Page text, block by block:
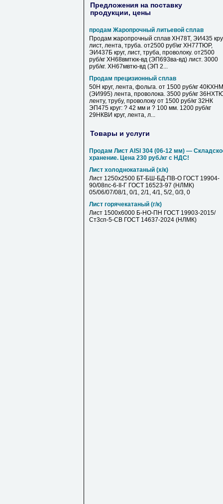
Предложения на поставку
продукции, цены
продам Жаропрочный литьевой сплав
Продам жаропрочный сплав ХН78Т, ЭИ435
лист, лента, труба. от2500 руб\кг ХН77ТЮР,
ЭИ437Б круг, лист, труба, проволоку. от2500
руб/кг ХН68вмтюк-вд (ЭП693ва-вд) лист. 3000
руб/кг. ХН67мвтю-вд (ЭП 2...
Продам прецизионный сплав
50Н круг, лента, фольга. от 1500 руб/кг 40КХНМ
(ЭИ995) лента, проволока. 3500 руб/кг
ленту, трубу, проволоку от 1500 руб/кг 32НК
ЭП475 круг: ? 42 мм и ? 100 мм. 1200 руб/кг
29НКВИ круг, лента, л...
Товары и услуги
Продам Лист AISI 304 (06-12 мм) —
хранение. Цена 230 руб./кг с НДС!
Лист холоднокатаный (х/к)
Лист 1250х2500 БТ-БШ-БД-ПВ-О ГОСТ 19904-
90/08пс-6-II-Г ГОСТ 16523-97 (НЛМК)
05/06/07/08/1, 0/1, 2/1, 4/1, 5/2, 0/3, 0
Лист горячекатаный (г/к)
Лист 1500х6000 Б-НО-ПН ГОСТ 19903-2015/
Ст3сп-5-СВ ГОСТ 14637-2024 (НЛМК)